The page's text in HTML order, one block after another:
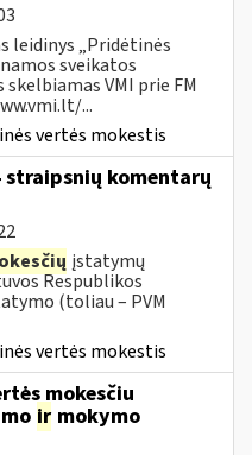
leidinys „Pridėtinės
sveikatos
VMI prie FM
...
vertės mokestis
straipsnių komentarų
įstatymų
Respublikos
(toliau – PVM
vertės mokestis
mokesčiu
ir mokymo